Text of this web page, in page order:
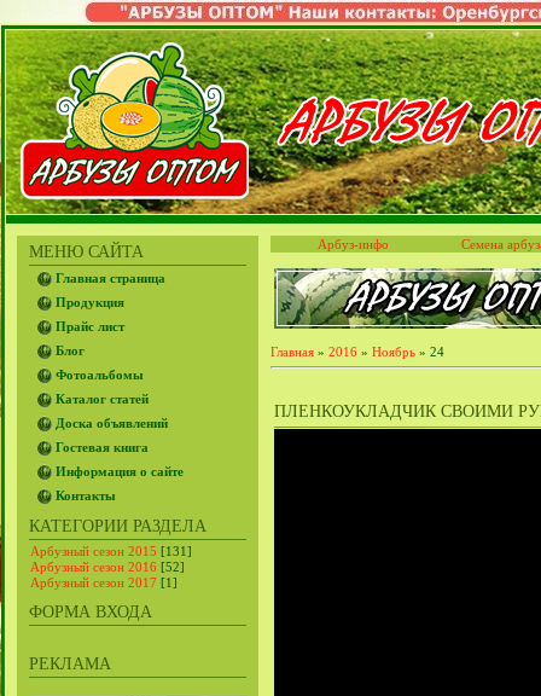
МЕНЮ САЙТА
Главная страница
Продукция
Прайс лист
Блог
Фотоальбомы
Каталог статей
Доска объявлений
Гостевая книга
Информация о сайте
Контакты
КАТЕГОРИИ РАЗДЕЛА
Арбузный сезон 2015 [131]
Арбузный сезон 2016 [52]
Арбузный сезон 2017 [1]
ФОРМА ВХОДА
РЕКЛАМА
Арбуз-инфо Семена
Главная » 2016 » Ноябрь » 24
ПЛЕНКОУКЛАДЧИК СВОИМИ